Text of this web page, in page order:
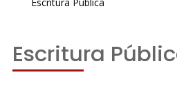
Escritura